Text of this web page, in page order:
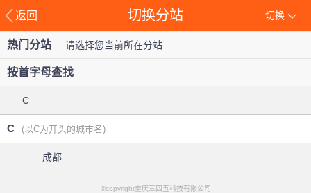
返回 切换
切换分站
热门分站 请选择您当前所在分站
按首字母查找
C
C (以C为开头的城市名)
成都
©copyright重庆三四五科技有限公司